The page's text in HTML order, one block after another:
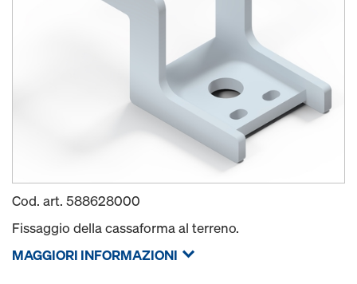
Cod. art. 588628000
Fissaggio della cassaforma al terreno.
MAGGIORI INFORMAZIONI